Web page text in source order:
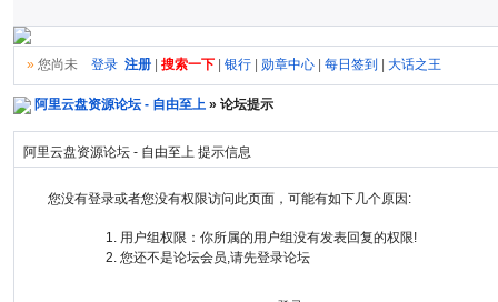
»您尚未 登录 注册| 搜索一下| 银行| 勋章中心| 每日签到 大话之王
阿里云盘资源论坛 - 自由至上 » 论坛提示
阿里云盘资源论坛 - 自由至上 提示信息
您没有登录或者您没有权限访问此页面，可能有如下几个原因:
用户组权限：你所属的用户组没有发表回复的权限!
您还不是论坛会员,请先登录论坛